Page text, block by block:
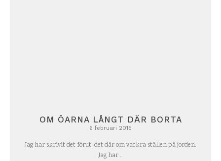
OM ÖARNA LÅNGT DÄR BORTA
6 februari 2015
Jag har skrivit det förut, det där om vackra ställen på jorden.
Jag har...